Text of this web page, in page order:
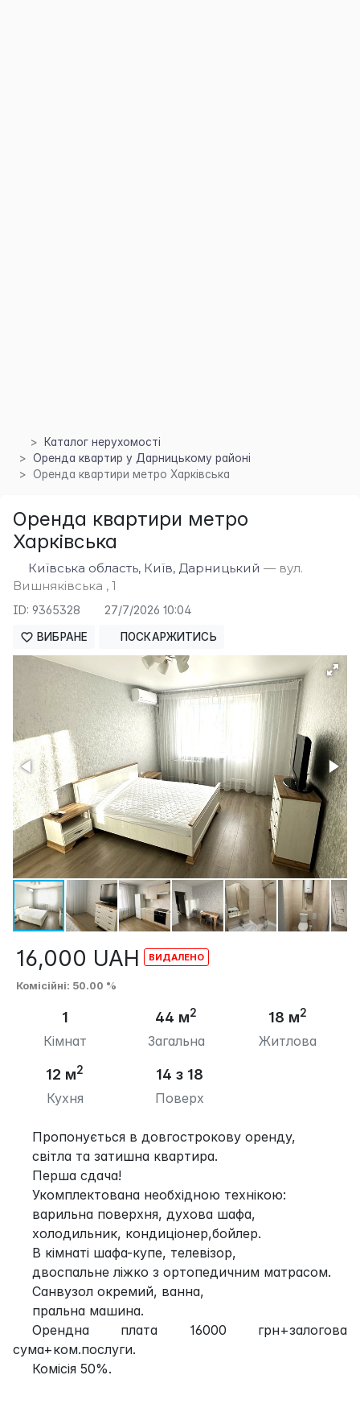
Каталог нерухомості
Оренда квартир у Дарницькому районі
Оренда квартири метро Харківська
Оренда квартири метро
Харківська
Київська область, Київ, Дарницький — вул.
Вишняківська , 1
ID: 9365328 27/7/2026 10:04
ВИБРАНЕ ПОСКАРЖИТИСЬ
16,000 UAH
Комісійні: 50.00 %
1
Кімнат
44 м2
Загальна
18 м2
Житлова
12 м2
Кухня
14 з 18
Поверх
Пропонується в довгострокову оренду,
світла та затишна квартира.
Перша сдача!
Укомплектована необхідною технікою:
варильна поверхня, духова шафа,
холодильник, кондиціонер,бойлер.
В кімнаті шафа-купе, телевізор,
двоспальне ліжко з ортопедичним матрасом.
Санвузол окремий, ванна,
пральна машина.
Орендна плата 16000 грн+залогова
сума+ком.послуги.
Комісія 50%.